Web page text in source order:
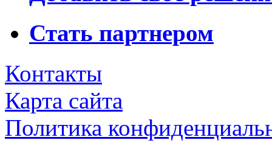
Стать партнером
Контакты
Карта сайта
Политика